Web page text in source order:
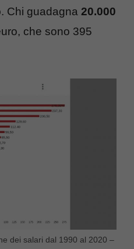
Chi guadagna 20.000
che sono 395
dei salari dal 1990 al 2020 –